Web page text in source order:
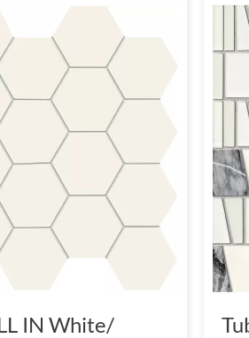
IN White/